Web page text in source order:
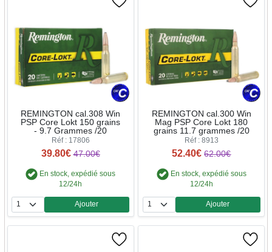
REMINGTON cal.308 Win
PSP Core Lokt 150 grains
- 9.7 Grammes /20
Réf : 17806
39.80€ 47.00€
En stock, expédié sous
12/24h
Quantité
Ajouter
REMINGTON cal.300 Win
Mag PSP Core Lokt 180
grains 11.7 grammes /20
Réf : 8913
52.40€ 62.00€
En stock, expédié sous
12/24h
Quantité
Ajouter